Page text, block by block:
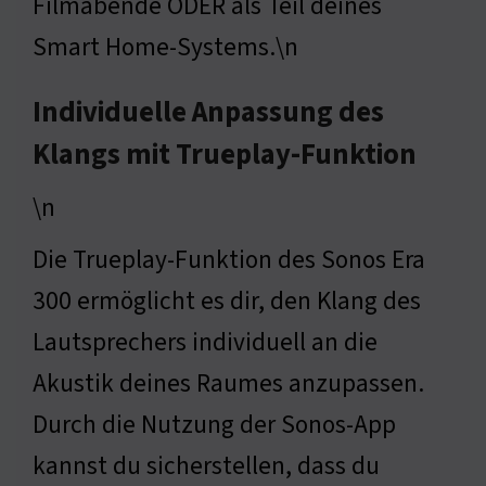
Smart Home-Systems.\n
Individuelle Anpassung des
Klangs mit Trueplay-Funktion
\n
Die Trueplay-Funktion des Sonos Era
300 ermöglicht es dir, den Klang des
Lautsprechers individuell an die
Akustik deines Raumes anzupassen.
Durch die Nutzung der Sonos-App
kannst du sicherstellen, dass du